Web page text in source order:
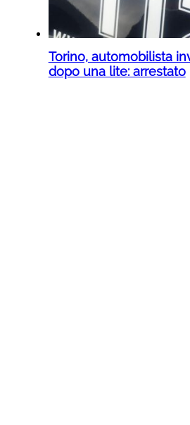
Torino, automobilista
dopo una lite: arrestato